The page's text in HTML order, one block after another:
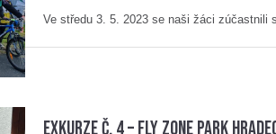
Ve středu 3. 5. 2023 se naši žáci zúčastnili
Exkurze č. 4 – Fly Zone Park